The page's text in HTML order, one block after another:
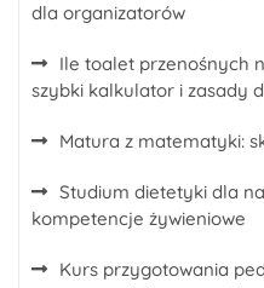
dla organizatorów
Ile toalet przenośnych
szybki kalkulator i zasady
Matura z matematyki:
Studium dietetyki dla
kompetencje żywieniowe
Kurs przygotowania